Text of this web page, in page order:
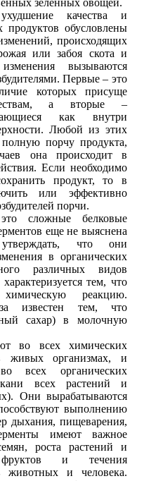
качества и
обусловлены
происходящих
или забоя скота и
вызываются
Первые – это
которых присуще
а вторые –
как внутри
Любой из этих
полную порчу продукта,
она происходит в
Если необходимо
продукт, то в
или эффективно
порчи.
сложные белковые
еще не выяснена
что они
в органических
различных видов
тем, что
реакцию.
известен тем, что
сахар) в молочную
во всех химических
живых организмах, и
всех органических
всех растений и
Они вырабатываются
выполнению
дыхания, пищеварения,
имеют важное
роста растений и
и течения
животных и человека.